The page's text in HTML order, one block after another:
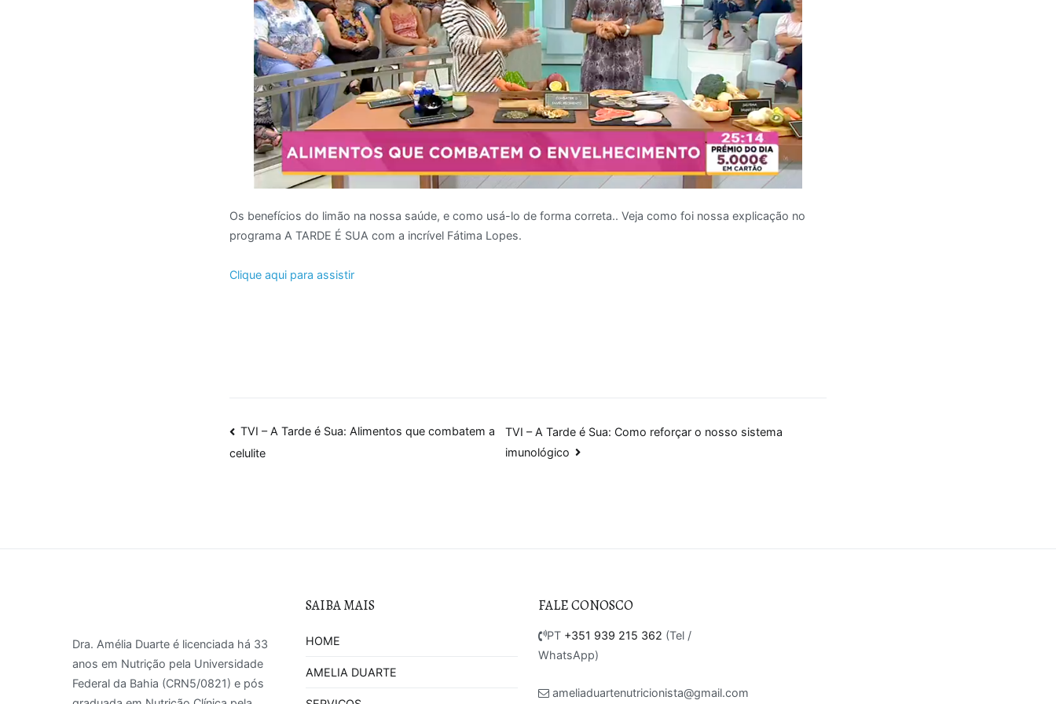
Os benefícios do limão na nossa saúde, e como usá-lo de forma correta.. Veja como foi nossa explicação no
programa A TARDE É SUA com a incrível Fátima Lopes.
Clique aqui para assistir
Navegação
de
TVI – A Tarde é Sua: Alimentos que combatem a
celulite
TVI – A Tarde é Sua: Como reforçar o nosso sistema
imunológico
Dra. Amélia Duarte é licenciada há 33
anos em Nutrição pela Universidade
Federal da Bahia (CRN5/0821) e pós
SAIBA MAIS
HOME
AMELIA DUARTE
FALE CONOSCO
PT +351 939 215 362 (Tel /
WhatsApp)
ameliaduartenutricionista@gmail.com